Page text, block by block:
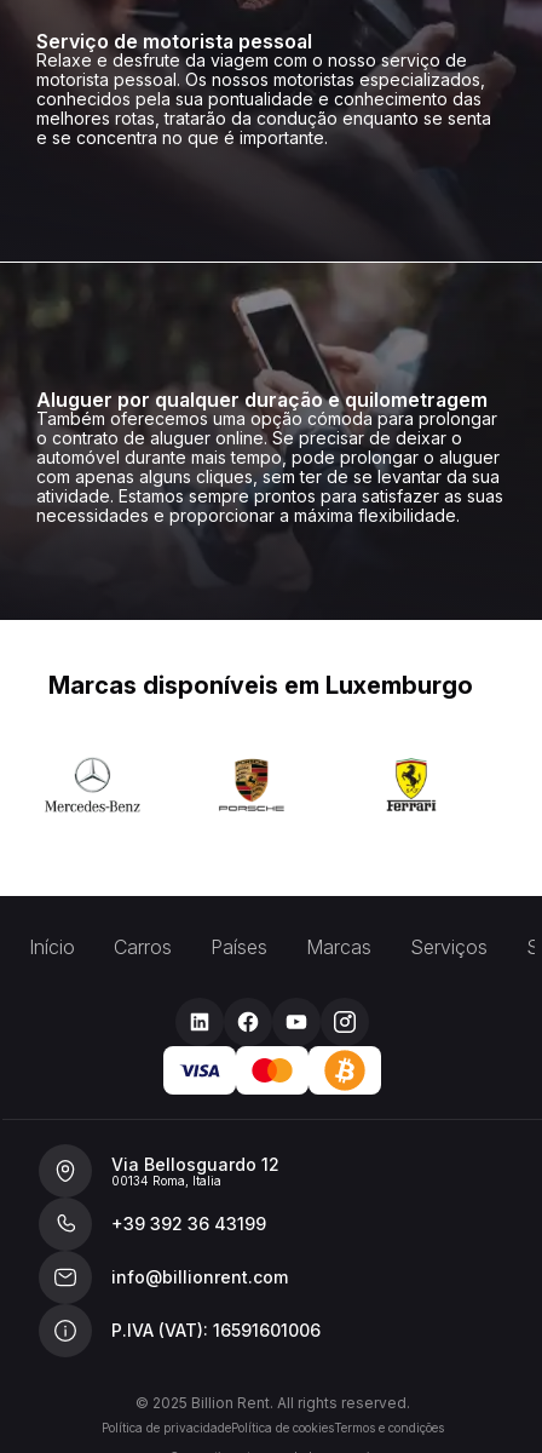
Serviço de motorista pessoal
Relaxe e desfrute da viagem com o nosso serviço de
motorista pessoal. Os nossos motoristas especializados,
conhecidos pela sua pontualidade e conhecimento das
melhores rotas, tratarão da condução enquanto se senta
e se concentra no que é importante.
Aluguer por qualquer duração e quilometragem
Também oferecemos uma opção cómoda para prolongar
o contrato de aluguer online. Se precisar de deixar o
automóvel durante mais tempo, pode prolongar o aluguer
com apenas alguns cliques, sem ter de se levantar da sua
atividade. Estamos sempre prontos para satisfazer as suas
necessidades e proporcionar a máxima flexibilidade.
Marcas disponíveis em Luxemburgo
Início Carros Países Marcas Serviços
Via Bellosguardo 12
00134 Roma, Italia
+39 392 36 43199
info@billionrent.com
P.IVA (VAT): 16591601006
© 2025 Billion Rent. All rights reserved.
Política de privacidadePolítica de cookiesTermos e condições